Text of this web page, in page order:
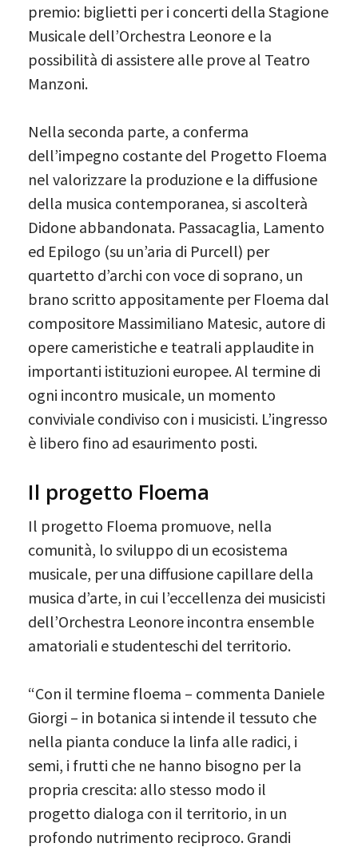
premio: biglietti per i concerti della Stagione
Musicale dell’Orchestra Leonore e la
possibilità di assistere alle prove al Teatro
Manzoni.
Nella seconda parte, a conferma
dell’impegno costante del Progetto Floema
nel valorizzare la produzione e la diffusione
della musica contemporanea, si ascolterà
Didone abbandonata. Passacaglia, Lamento
ed Epilogo (su un’aria di Purcell) per
quartetto d’archi con voce di soprano, un
brano scritto appositamente per Floema dal
compositore Massimiliano Matesic, autore di
opere cameristiche e teatrali applaudite in
importanti istituzioni europee. Al termine di
ogni incontro musicale, un momento
conviviale condiviso con i musicisti. L’ingresso
è libero fino ad esaurimento posti.
Il progetto Floema
Il progetto Floema promuove, nella
comunità, lo sviluppo di un ecosistema
musicale, per una diffusione capillare della
musica d’arte, in cui l’eccellenza dei musicisti
dell’Orchestra Leonore incontra ensemble
amatoriali e studenteschi del territorio.
“Con il termine floema – commenta Daniele
Giorgi – in botanica si intende il tessuto che
nella pianta conduce la linfa alle radici, i
semi, i frutti che ne hanno bisogno per la
propria crescita: allo stesso modo il
progetto dialoga con il territorio, in un
profondo nutrimento reciproco. Grandi